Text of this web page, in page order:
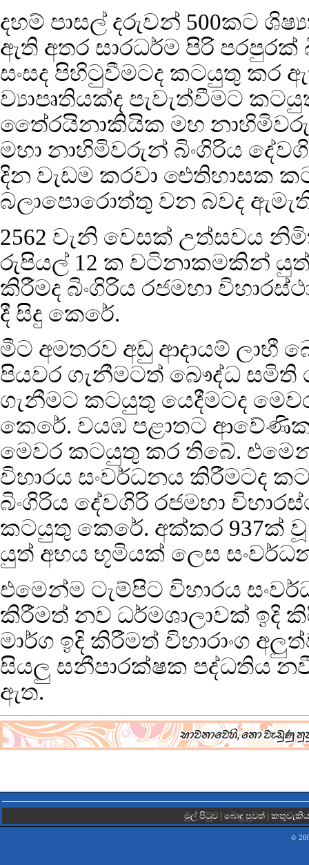
දහම් පාසල් දරුවන් 500කට
ඇති අතර සාරධර්ම පිරි
සංසද පිහිටුවීමටද කටයුතු කර
ව්‍යාපෘතියක්ද පැවැත්වීමට
තෛ‍්‍රයිනාකියික මහ
මහා නාහිමිවරුන් බිංගිරිය
දින වැඩම කරවා ඓතිහාසක
බලාපොරොත්තු වන බවද
2562 වැනි වෙසක් උත්සවය
රුපියල් 12 ක වටිනාකමකින්
කිරීමද බිංගිරිය රජමහා
දී සිදු කෙරේ.
මීට අමතරව අඩු ආදායම් ලාභී
පියවර ගැනීමටත් බෞද්ධ සමිති
ගැනීමට කටයුතු යෙදීමටද
කෙරේ. වයඹ පළාතට ආවේණික
මෙවර කටයුතු කර තිබේ.
විහාරය සංවර්ධනය කිරීමටද
බිංගිරිය දේවගිරි රජමහා
කටයුතු කෙරේ. අක්කර 937ක්
යුත් අභය භූමියක් ලෙස
එමෙන්ම ටැම්පිට විහාරය
කිරීමත් නව ධර්මශාලාවක් ඉදි
මාර්ග ඉදි කිරීමත් විහාරාංග
සියලු සනීපාරක්ෂක පද්ධතිය
ඇත.
මුල් පිටුව | බොදු පුවත්| කතුවැකිය
©